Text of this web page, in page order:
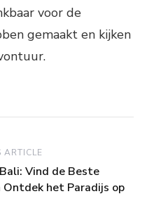
voor de
gemaakt en kijken
ARTICLE
Vind de Beste
het Paradijs op